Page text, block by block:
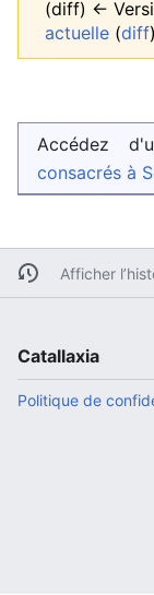
(diff) ←
actuelle (diff
Accédez
consacrés à
Afficher
Catallaxia
Politique de